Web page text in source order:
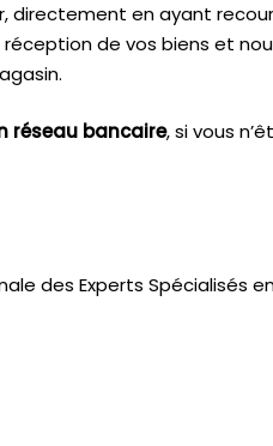
directement en ayant
de vos biens et
réseau bancaire, si vous
des Experts Spécialisés